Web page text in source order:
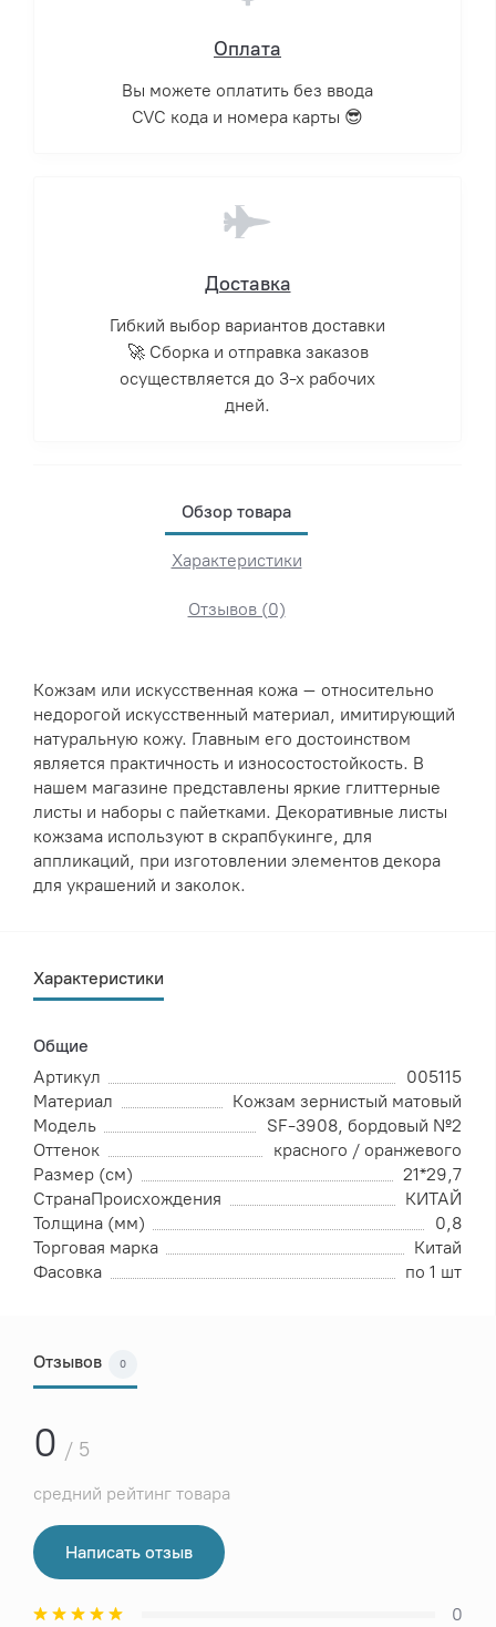
Оплата
Вы можете оплатить без ввода
CVC кода и номера карты 😎
Доставка
Гибкий выбор вариантов доставки
🚀 Сборка и отправка заказов
осуществляется до 3-х рабочих
дней.
Обзор товара
Характеристики
Отзывов (0)
Кожзам или искусственная кожа – относительно
недорогой искусственный материал, имитирующий
натуральную кожу. Главным его достоинством
является практичность и износостостойкость. В
нашем магазине представлены яркие глиттерные
листы и наборы с пайетками. Декоративные листы
кожзама используют в скрапбукинге, для
аппликаций, при изготовлении элементов декора
для украшений и заколок.
Характеристики
Общие
Артикул
005115
Материал
Кожзам зернистый матовый
Модель
SF-3908, бордовый №2
Оттенок
красного / оранжевого
Размер (см)
21*29,7
СтранаПроисхождения
КИТАЙ
Толщина (мм)
0,8
Торговая марка
Китай
Фасовка
по 1 шт
Отзывов 0
0 / 5
средний рейтинг товара
Написать отзыв
0